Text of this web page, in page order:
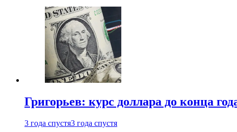
Григорьев: курс доллара до конца
3 года спустя3 года спустя